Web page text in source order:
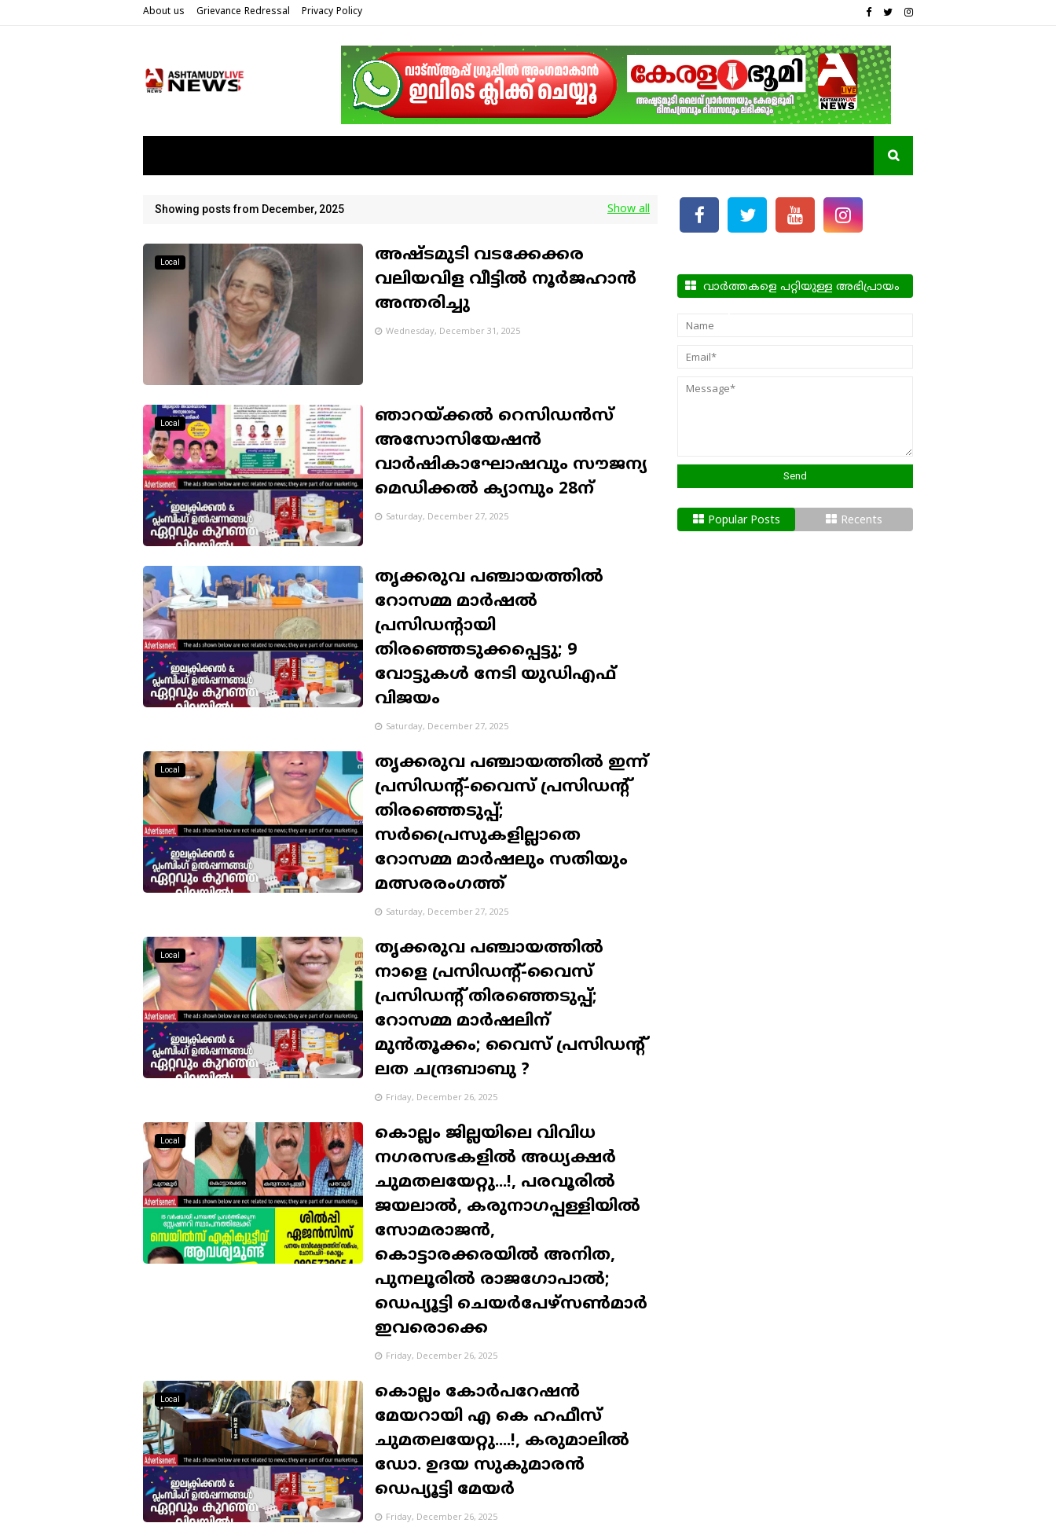
About us Grievance Redressal Privacy Policy
Showing posts from December, 2025 Show all
Local
അഷ്ടമുടി വടക്കേക്കര
വലിയവിള വീട്ടിൽ നൂർജഹാൻ
അന്തരിച്ചു
Wednesday, December 31, 2025
Local
ഞാറയ്ക്കൽ റെസിഡൻസ്
അസോസിയേഷൻ
വാർഷികാഘോഷവും സൗജന്യ
മെഡിക്കൽ ക്യാമ്പും 28ന്
Saturday, December 27, 2025
തൃക്കരുവ പഞ്ചായത്തിൽ
റോസമ്മ മാർഷൽ
പ്രസിഡന്റായി
തിരഞ്ഞെടുക്കപ്പെട്ടു; 9
വോട്ടുകൾ നേടി യുഡിഎഫ്
വിജയം
Saturday, December 27, 2025
Local
തൃക്കരുവ പഞ്ചായത്തിൽ ഇന്ന്
പ്രസിഡന്റ്-വൈസ് പ്രസിഡന്റ്
തിരഞ്ഞെടുപ്പ്;
സർപ്രൈസുകളില്ലാതെ
റോസമ്മ മാർഷലും സതിയും
മത്സരരംഗത്ത്
Saturday, December 27, 2025
Local
തൃക്കരുവ പഞ്ചായത്തിൽ
നാളെ പ്രസിഡന്റ്-വൈസ്
പ്രസിഡന്റ് തിരഞ്ഞെടുപ്പ്;
റോസമ്മ മാർഷലിന്
മുൻതൂക്കം; വൈസ് പ്രസിഡൻ്റ്
ലത ചന്ദ്രബാബു ?
Friday, December 26, 2025
Local
കൊല്ലം ജില്ലയിലെ വിവിധ
നഗരസഭകളില്‍ അധ്യക്ഷര്‍
ചുമതലയേറ്റു...!, പരവൂരിൽ
ജയലാല്‍, കരുനാഗപ്പള്ളിയിൽ
സോമരാജന്‍,
കൊട്ടാരക്കരയിൽ അനിത,
പുനലൂരിൽ രാജഗോപാല്‍;
ഡെപ്യൂട്ടി ചെയര്‍പേഴ്‌സൺമാർ
ഇവരൊക്കെ
Friday, December 26, 2025
Local
കൊല്ലം കോര്‍പറേഷന്‍
മേയറായി എ കെ ഹഫീസ്
ചുമതലയേറ്റു....!, കരുമാലില്‍
ഡോ. ഉദയ സുകുമാരൻ
ഡെപ്യൂട്ടി മേയർ
Friday, December 26, 2025
വാർത്തകളെ പറ്റിയുള്ള അഭിപ്രായം
Popular Posts Recents